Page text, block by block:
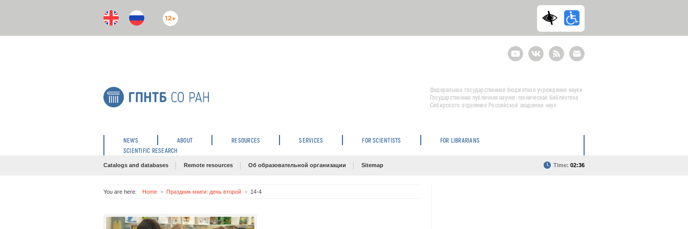
12+
YoutubeВКонтактеRSS
E-
mail
подписка
Федеральное государственное бюджетное учреждение науки
Государственная публичная научно-техническая библиотека
Сибирского отделения Российской академии наук
NEWS ABOUT RESOURCES SERVICES FOR SCIENTISTS
FOR LIBRARIANS
SCIENTIFIC RESEARCH
Catalogs and databases Remote resources Об образовательной организации Sitemap Time: 02:36
You are here: Home Праздник книги: день второй 14-4